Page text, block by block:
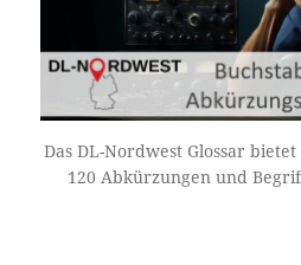
Das DL-Nordwest Glossar
120 Abkürzungen und